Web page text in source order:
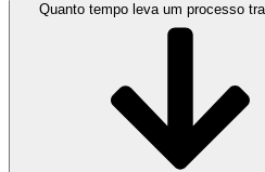
Quanto tempo leva um processo